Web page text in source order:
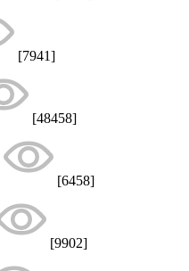
[7941]
[48458]
[6458]
[9902]